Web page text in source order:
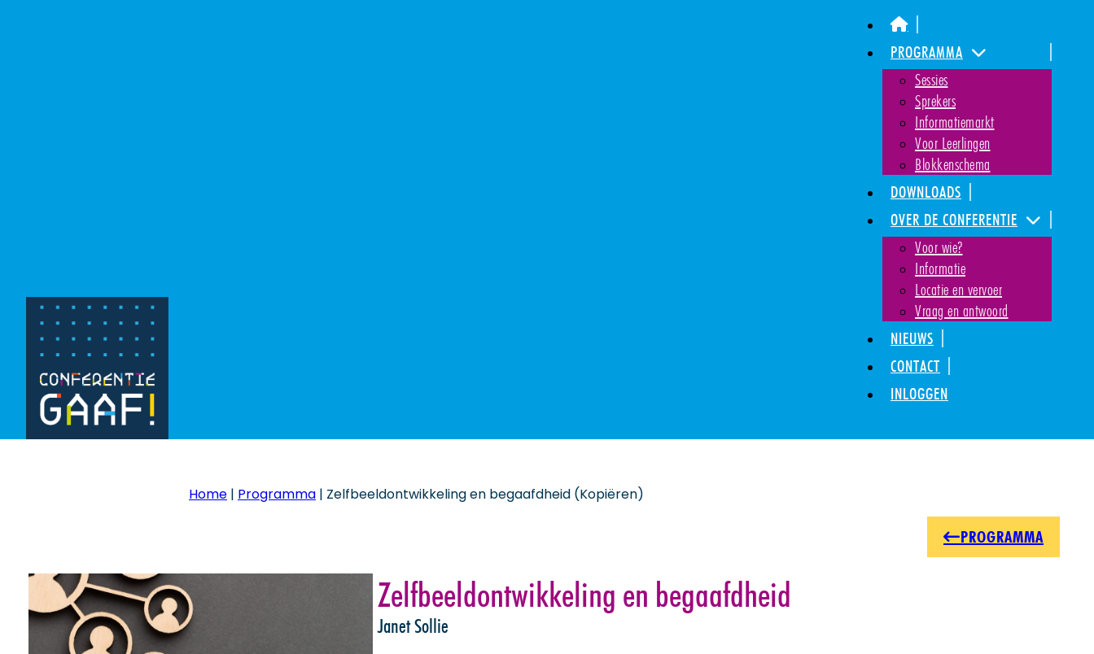
PROGRAMMA
Sessies
Sprekers
Informatiemarkt
Voor Leerlingen
Blokkenschema
DOWNLOADS
OVER DE CONFERENTIE
Voor wie?
Informatie
Locatie en vervoer
Vraag en antwoord
NIEUWS
CONTACT
INLOGGEN
Home | Programma | Zelfbeeldontwikkeling en begaafdheid (Kopiëren)
PROGRAMMA
Zelfbeeldontwikkeling en begaafdheid
Janet Sollie